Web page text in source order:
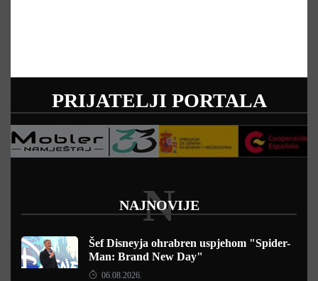
PRIJATELJI PORTALA
NAJNOVIJE
N
Šef Disneyja ohrabren uspjehom "Spider-
Man: Brand New Day"
06.08.2026.